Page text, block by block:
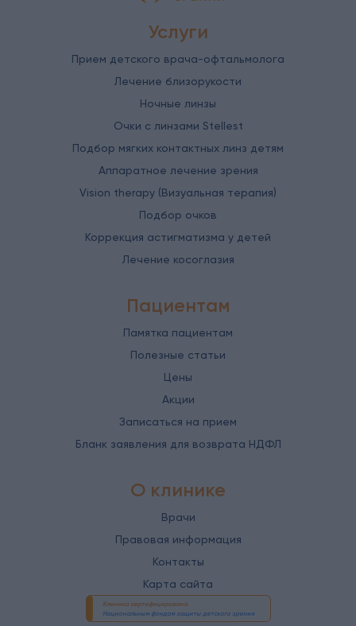
Услуги
Прием детского врача-офтальмолога
Лечение близорукости
Ночные линзы
Очки с линзами Stellest
Подбор мягких контактных линз детям
Аппаратное лечение зрения
Vision therapy (Визуальная терапия)
Подбор очков
Коррекция астигматизма у детей
Лечение косоглазия
Пациентам
Памятка пациентам
Полезные статьи
Цены
Акции
Записаться на прием
Бланк заявления для возврата НДФЛ
О клинике
Врачи
Правовая информация
Контакты
Карта сайта
Клиника сертифицирована
Национальным фондом защиты детского зрения